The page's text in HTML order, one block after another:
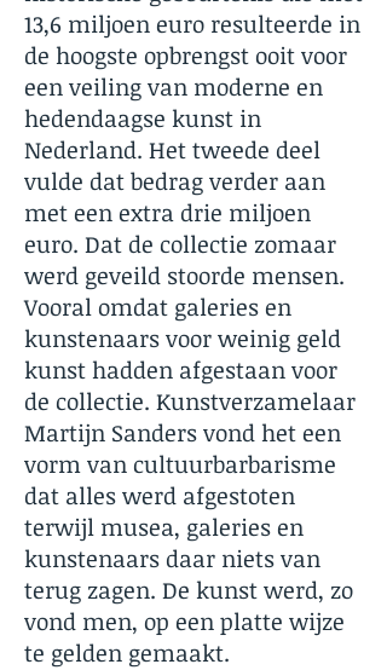
13,6 miljoen euro resulteerde in
de hoogste opbrengst ooit voor
een veiling van moderne en
hedendaagse kunst in
Nederland. Het tweede deel
vulde dat bedrag verder aan
met een extra drie miljoen
euro. Dat de collectie zomaar
werd geveild stoorde mensen.
Vooral omdat galeries en
kunstenaars voor weinig geld
kunst hadden afgestaan voor
de collectie. Kunstverzamelaar
Martijn Sanders vond het een
vorm van cultuurbarbarisme
dat alles werd afgestoten
terwijl musea, galeries en
kunstenaars daar niets van
terug zagen. De kunst werd, zo
vond men, op een platte wijze
te gelden gemaakt.